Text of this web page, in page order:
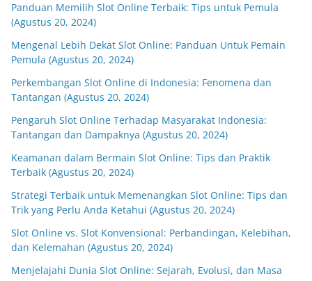
Panduan Memilih Slot Online Terbaik: Tips untuk Pemula
(Agustus 20, 2024)
Mengenal Lebih Dekat Slot Online: Panduan Untuk Pemain
Pemula (Agustus 20, 2024)
Perkembangan Slot Online di Indonesia: Fenomena dan
Tantangan (Agustus 20, 2024)
Pengaruh Slot Online Terhadap Masyarakat Indonesia:
Tantangan dan Dampaknya (Agustus 20, 2024)
Keamanan dalam Bermain Slot Online: Tips dan Praktik
Terbaik (Agustus 20, 2024)
Strategi Terbaik untuk Memenangkan Slot Online: Tips dan
Trik yang Perlu Anda Ketahui (Agustus 20, 2024)
Slot Online vs. Slot Konvensional: Perbandingan, Kelebihan,
dan Kelemahan (Agustus 20, 2024)
Menjelajahi Dunia Slot Online: Sejarah, Evolusi, dan Masa